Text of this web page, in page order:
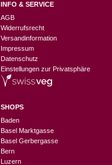
INFO & SERVICE
AGB
Widerrufsrecht
Versandinformation
Impressum
Datenschutz
Einstellungen zur Privatsphäre
SHOPS
Baden
Basel Marktgasse
Basel Gerbergasse
Bern
Luzern